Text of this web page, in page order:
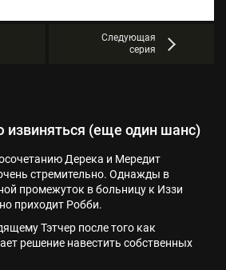
Следующая
серия
извиняться (еще один шанс)
Дерека и Мередит
стремительно. Однажды в
промежуток в больницу к Иззи
приходит Робби.
Тэтчер после того как
решение навестить собственных